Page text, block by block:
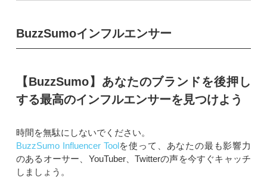
BuzzSumoインフルエンサー
【BuzzSumo】あなたのブランドを後押し
する最高のインフルエンサーを見つけよう
時間を無駄にしないでください。
BuzzSumo Influencer Toolを使って、あなたの最も影響力
のあるオーサー、YouTuber、Twitterの声を今すぐキャッチ
しましょう。